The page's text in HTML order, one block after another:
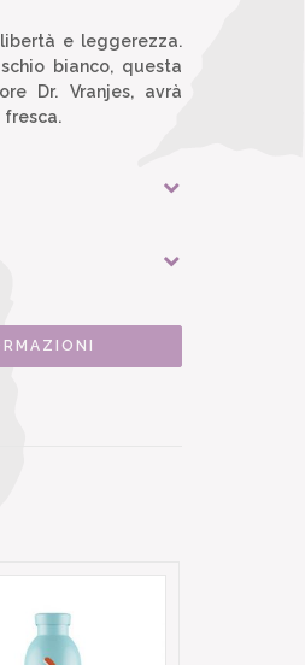
e leggerezza.
bianco, questa
Dr. Vranjes, avrà
fresca.